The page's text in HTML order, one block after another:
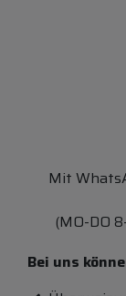
Mit
(MO-DO
Bei uns